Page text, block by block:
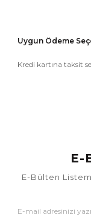
Uygun Ödeme
Kredi kartına taksit
E-
E-Bülten